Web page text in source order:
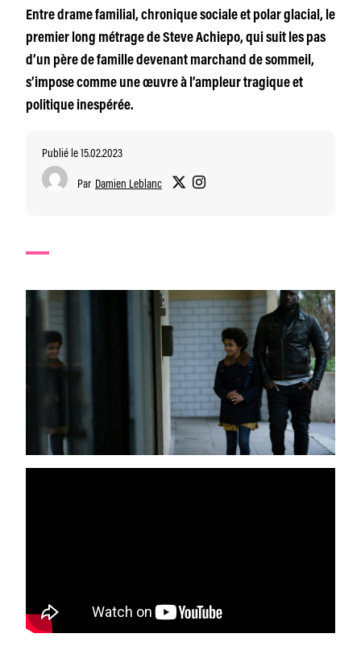
Entre drame familial, chronique sociale et polar glacial, le
premier long métrage de Steve Achiepo, qui suit les pas
d’un père de famille devenant marchand de sommeil,
s’impose comme une œuvre à l’ampleur tragique et
politique inespérée.
Publié le 15.02.2023
Par Damien Leblanc